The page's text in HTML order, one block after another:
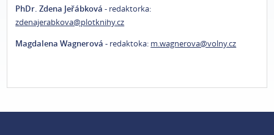
PhDr. Zdena Jeřábková - redaktorka:
zdenajerabkova@plotknihy.cz
Magdalena Wagnerová - redaktoka: m.wagnerova@volny.cz